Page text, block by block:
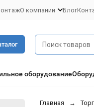
О компании Блог
оборудование
Главная